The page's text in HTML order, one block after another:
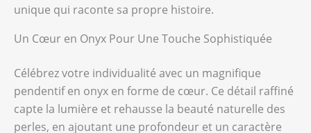
unique qui raconte sa propre histoire.
Un Cœur en Onyx Pour Une Touche Sophistiquée
Célébrez votre individualité avec un magnifique
pendentif en onyx en forme de cœur. Ce détail raffiné
capte la lumière et rehausse la beauté naturelle des
perles, en ajoutant une profondeur et un caractère